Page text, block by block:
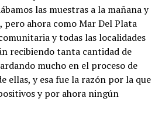
las muestras a la mañana y
pero ahora como Mar Del Plata
y todas las localidades
recibiendo tanta cantidad de
mucho en el proceso de
ellas, y esa fue la razón por la que
y por ahora ningún